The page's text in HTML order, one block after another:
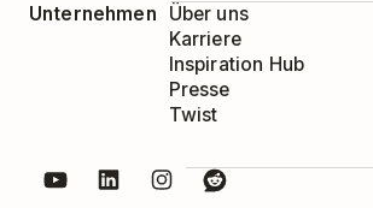
Unternehmen
Über uns
Karriere
Inspiration Hub
Presse
Twist